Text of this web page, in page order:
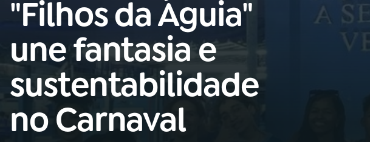
na
Rádio
Nacional
AO VIVO
01INÍCIO
02A RÁDIO
"Filhos da Águia"
une fantasia e
sustentabilidade
no Carnaval